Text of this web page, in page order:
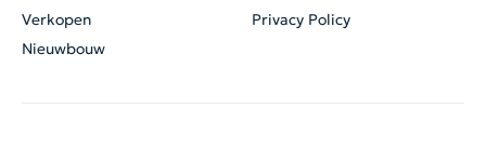
Verkopen
Nieuwbouw
Privacy Policy